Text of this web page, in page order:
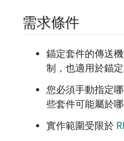
需求條件
錨定套件的傳送
制，也適用於錨定
您必須手動指定
些套件可能屬於哪
實作範圍受限於